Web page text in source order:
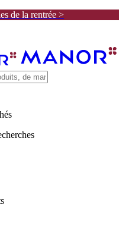
de la rentrée >